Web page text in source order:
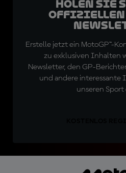
Holen Sie
offiziellen
Erstelle jetzt ein MotoGP™-
zu exklusiven Inhalten
Newsletter, den GP-
und andere interessante
unseren